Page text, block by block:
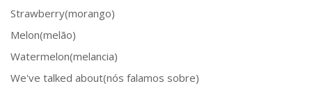
Strawberry(morango)
Melon(melão)
Watermelon(melancia)
We've talked about(nós falamos sobre)